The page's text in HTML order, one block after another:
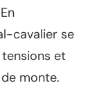
cavalier se
et
monte.